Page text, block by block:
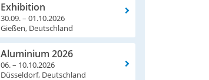
Exhibition
30.09. – 01.10.2026
Gießen, Deutschland
Aluminium 2026
06. – 10.10.2026
Düsseldorf, Deutschland